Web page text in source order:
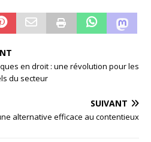
en droit : une révolution pour les
du secteur
SUIVANT
alternative efficace au contentieux